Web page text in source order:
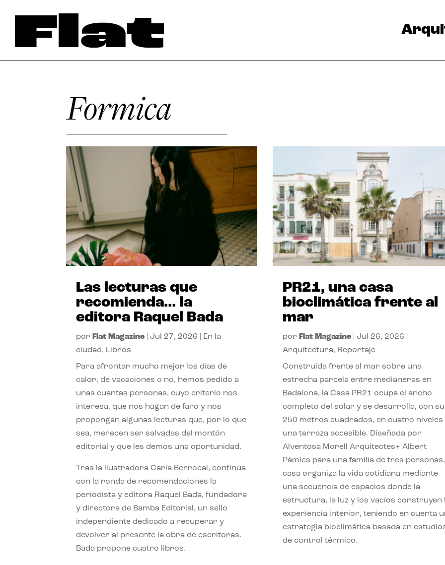
Formica
Las lecturas que
recomienda… la
editora Raquel Bada
por Flat Magazine Jul 27, 2026
En la
ciudad, Libros
Para afrontar mucho mejor los días de
calor, de vacaciones o no, hemos pedido a
unas cuantas personas, cuyo criterio nos
interesa, que nos hagan de faro y nos
propongan algunas lecturas que, por lo que
sea, merecen ser salvadas del montón
editorial y que les demos una oportunidad.
Tras la ilustradora Carla Berrocal, continúa
con la ronda de recomendaciones la
periodista y editora Raquel Bada, fundadora
y directora de Bamba Editorial, un sello
independiente dedicado a recuperar y
devolver al presente la obra de escritoras.
Bada propone cuatro libros.
PR21, una casa
bioclimática frente al
mar
por Flat Magazine| Jul 26, 2026
Arquitectura, Reportaje
Construida frente al mar sobre una
estrecha parcela entre medianeras en
Badalona, la Casa PR21 ocupa el ancho
completo del solar y se desarrolla, con
250 metros cuadrados, en cuatro niveles
una terraza accesible. Diseñada por
Alventosa Morell Arquitectes+ Albert
Pàmies para una familia de tres
casa organiza la vida cotidiana mediante
una secuencia de espacios donde la
estructura, la luz y los vacíos construyen
experiencia interior, teniendo en cuenta
estrategia bioclimática basada en
de control térmico.